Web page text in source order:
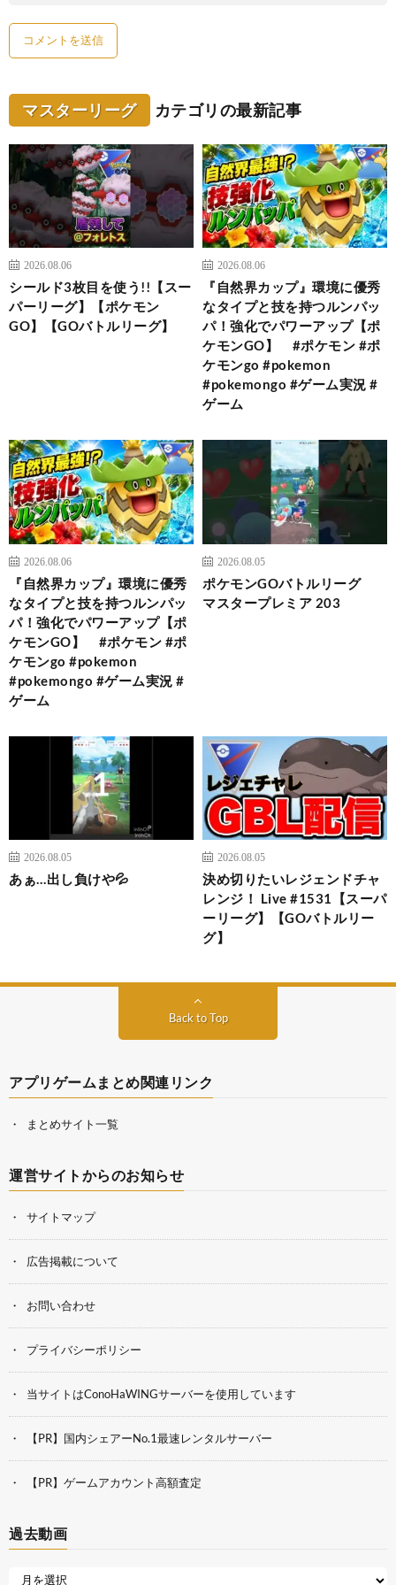
マスターリーグ カテゴリの最新記事
2026.08.06
シールド3枚目を使う!!【スー
パーリーグ】【ポケモン
GO】【GOバトルリーグ】
2026.08.06
『自然界カップ』環境に優秀
なタイプと技を持つルンパッ
パ！強化でパワーアップ【ポ
ケモンGO】 #ポケモン #ポ
ケモンgo #pokemon
#pokemongo #ゲーム実況 #
ゲーム
2026.08.06
『自然界カップ』環境に優秀
なタイプと技を持つルンパッ
パ！強化でパワーアップ【ポ
ケモンGO】 #ポケモン #ポ
ケモンgo #pokemon
#pokemongo #ゲーム実況 #
ゲーム
2026.08.05
ポケモンGOバトルリーグ
マスタープレミア 203
2026.08.05
あぁ…出し負けや💦
2026.08.05
決め切りたいレジェンドチャ
レンジ！ Live #1531【スーパ
ーリーグ】【GOバトルリー
グ】
Back to Top
アプリゲームまとめ関連リンク
まとめサイト一覧
運営サイトからのお知らせ
サイトマップ
広告掲載について
お問い合わせ
プライバシーポリシー
当サイトはConoHaWINGサーバーを使用しています
【PR】国内シェアーNo.1最速レンタルサーバー
【PR】ゲームアカウント高額査定
過去動画